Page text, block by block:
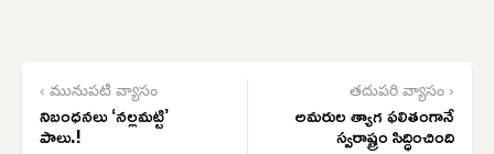
‹ మునుపటి వ్యాసం
నిబంధనలు ‘నల్లమట్టి’
పాలు.!
తదుపరి వ్యాసం ›
అమరుల త్యాగ ఫలితంగానే
స్వరాష్ట్రం సిద్ధించింది